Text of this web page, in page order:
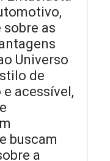
sobre as
Universo
de
acessível,
buscam
a